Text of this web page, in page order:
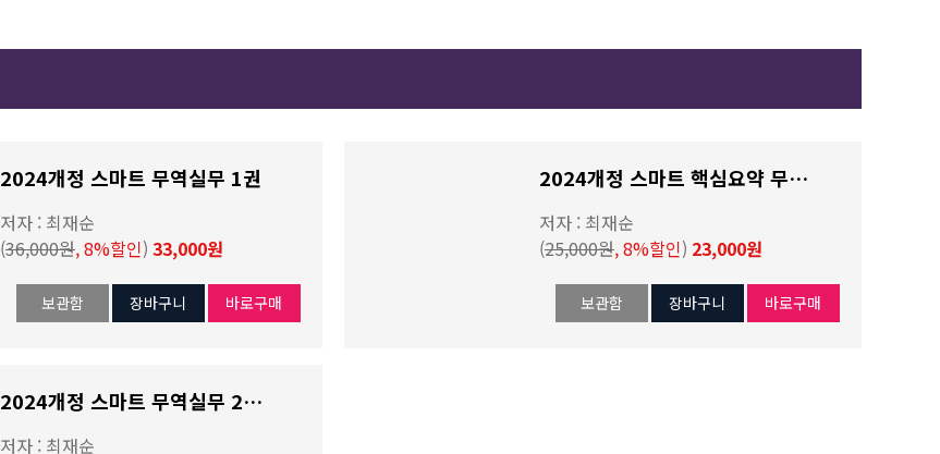
2024개정 스마트 무역실무 1권
저자 : 최재순
(36,000원, 8%할인) 33,000원
보관함 장바구니 바로구매
2024개정 스마트 핵심요약 무역실무 & 목차노트
저자 : 최재순
(25,000원, 8%할인) 23,000원
보관함 장바구니 바로구매
2024개정 스마트 무역실무 2권(저자 최재순)
저자 : 최재순